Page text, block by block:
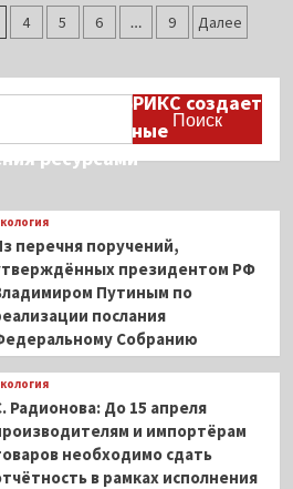
4 5 6 … 9 Далее
площадка БРИКС создает
единые
ресурсами
перечня поручений,
президентом РФ
Путиным по
послания
Собранию
Радионова: До 15 апреля
и импортёрам
необходимо сдать
в рамках исполнения